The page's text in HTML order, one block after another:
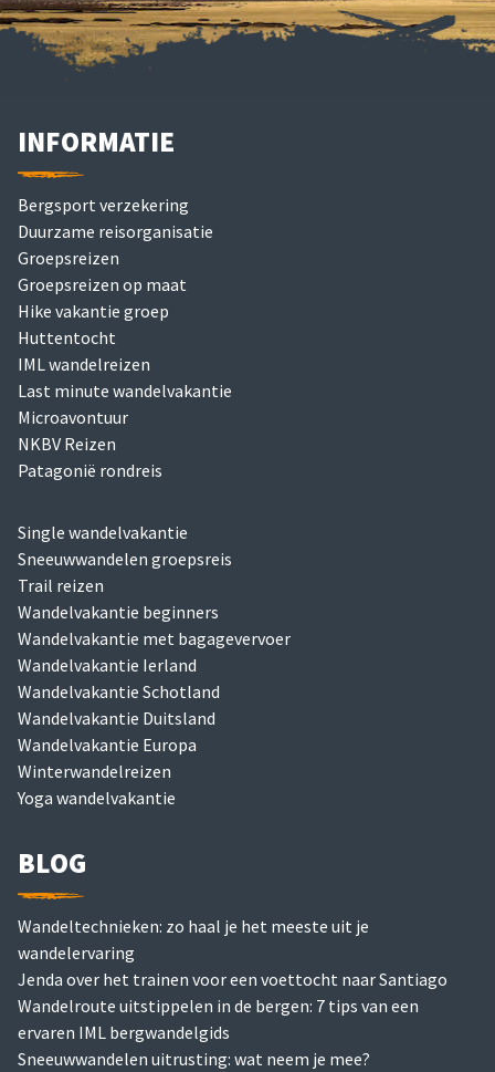
INFORMATIE
Bergsport verzekering
Duurzame reisorganisatie
Groepsreizen
Groepsreizen op maat
Hike vakantie groep
Huttentocht
IML wandelreizen
Last minute wandelvakantie
Microavontuur
NKBV Reizen
Patagonië rondreis
Single wandelvakantie
Sneeuwwandelen groepsreis
Trail reizen
Wandelvakantie beginners
Wandelvakantie met bagagevervoer
Wandelvakantie Ierland
Wandelvakantie Schotland
Wandelvakantie Duitsland
Wandelvakantie Europa
Winterwandelreizen
Yoga wandelvakantie
BLOG
Wandeltechnieken: zo haal je het meeste uit je
wandelervaring
Jenda over het trainen voor een voettocht naar Santiago
Wandelroute uitstippelen in de bergen: 7 tips van een
ervaren IML bergwandelgids
Sneeuwwandelen uitrusting: wat neem je mee?